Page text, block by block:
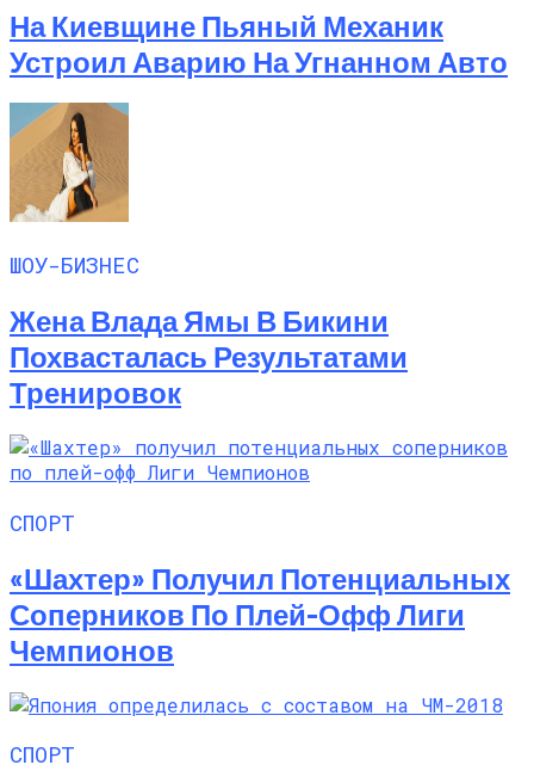
На Киевщине Пьяный Механик
Устроил Аварию На Угнанном Авто
ШОУ-БИЗНЕС
Жена Влада Ямы В Бикини
Похвасталась Результатами
Тренировок
СПОРТ
«Шахтер» Получил Потенциальных
Соперников По Плей-Офф Лиги
Чемпионов
СПОРТ